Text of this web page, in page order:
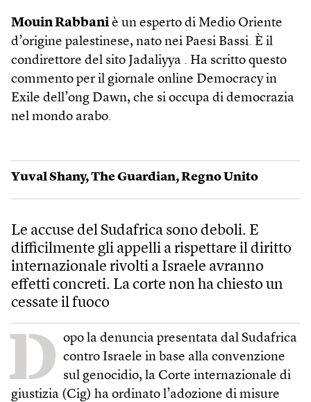
Mouin Rabbani è un esperto di Medio Oriente
d’origine palestinese, nato nei Paesi Bassi. È il
condirettore del sito Jadaliyya . Ha scritto questo
commento per il giornale online Democracy in
Exile dell’ong Dawn, che si occupa di democrazia
nel mondo arabo.
Yuval Shany,The Guardian,Regno Unito
Le accuse del Sudafrica sono deboli. E
difficilmente gli appelli a rispettare il diritto
internazionale rivolti a Israele avranno
effetti concreti. La corte non ha chiesto un
cessate il fuoco
D opo la denuncia presentata dal Sudafrica
contro Israele in base alla convenzione
sul genocidio, la Corte internazionale di
giustizia (Cig) ha ordinato l’adozione di misure